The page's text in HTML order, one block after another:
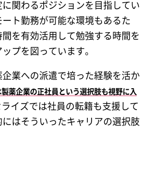
関わるポジションを目指してい
ト勤務が可能な環境もあるた
を有効活用して勉強する時間を
プを図っています。
業への派遣で培った経験を活か
薬企業の正社員という選択肢も視野に入
イズでは社員の転籍も支援して
はそういったキャリアの選択肢